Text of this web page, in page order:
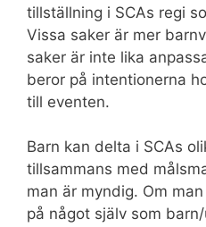
tillställning i SCAs regi
Vissa saker är mer
saker är inte lika
beror på intentionerna
till eventen.
Barn kan delta i SCAs
tillsammans med
man är myndig. Om
på något själv som